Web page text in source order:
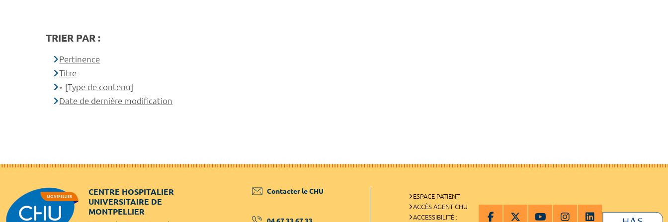
TRIER PAR :
Pertinence
Titre
[Type de contenu]
Date de dernière modification
CENTRE HOSPITALIER
UNIVERSITAIRE DE
MONTPELLIER
Contacter le CHU
ESPACE PATIENT
ACCÈS AGENT CHU
ACCESSIBILITÉ :